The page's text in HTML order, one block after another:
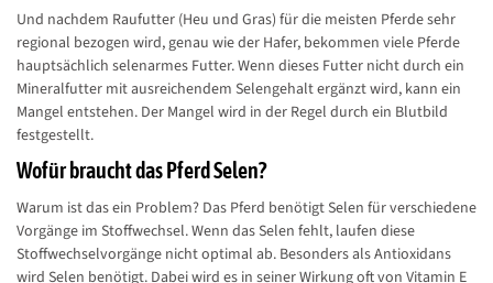
Und nachdem Raufutter (Heu und Gras) für die meisten Pferde sehr
regional bezogen wird, genau wie der Hafer, bekommen viele Pferde
hauptsächlich selenarmes Futter. Wenn dieses Futter nicht durch ein
Mineralfutter mit ausreichendem Selengehalt ergänzt wird, kann ein
Mangel entstehen. Der Mangel wird in der Regel durch ein Blutbild
festgestellt.
Wofür braucht das Pferd Selen?
Warum ist das ein Problem? Das Pferd benötigt Selen für verschiedene
Vorgänge im Stoffwechsel. Wenn das Selen fehlt, laufen diese
Stoffwechselvorgänge nicht optimal ab. Besonders als Antioxidans
wird Selen benötigt. Dabei wird es in seiner Wirkung oft von Vitamin E